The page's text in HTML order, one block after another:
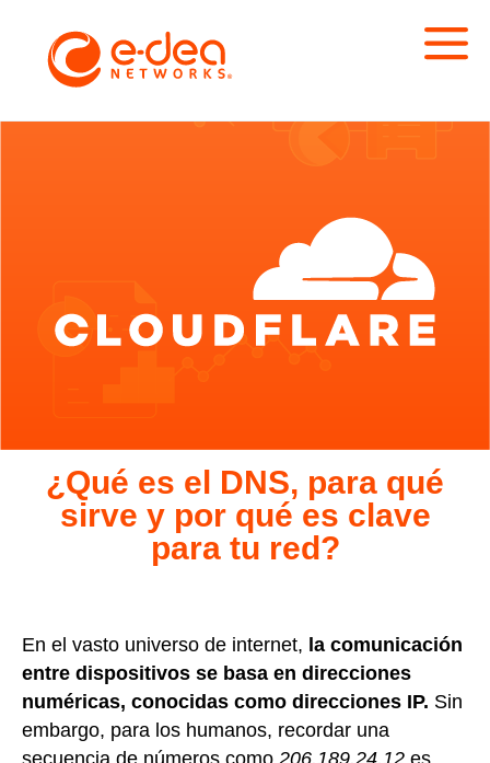
¿Qué es el DNS, para qué
sirve y por qué es clave
para tu red?
En el vasto universo de internet, la comunicación
entre dispositivos se basa en direcciones
numéricas, conocidas como direcciones IP. Sin
embargo, para los humanos, recordar una
secuencia de números como 206.189.24.12 es